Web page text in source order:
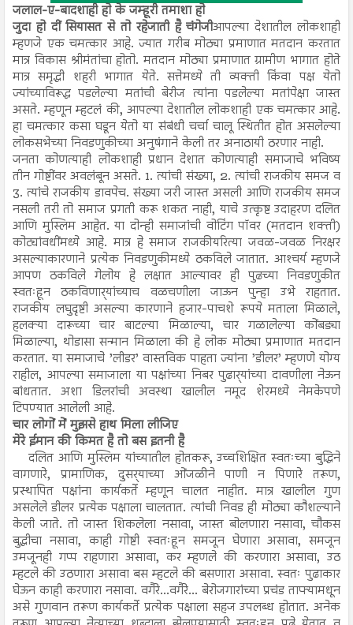
जलाल-ए-बादशाही हो के जम्हूरी तमाशा हो
जुदा हो दीं सियासत से तो रहेजाती है चंगेजीआपल्या देशातील लोकशाही
म्हणजे एक चमत्कार आहे. ज्यात गरीब मोठ्या प्रमाणात मतदान करतात
मात्र विकास श्रीमंतांचा होतो. मतदान मोठ्या प्रमाणात ग्रामीण भागात होते
मात्र समृद्धी शहरी भागात येते. सत्तेमध्ये ती व्यक्ती किंवा पक्ष येतो
ज्यांच्याविरूद्ध पडलेल्या मतांची बेरीज त्यांना पडलेल्या मतांपेक्षा जास्त
असते. म्हणून म्हटलं की, आपल्या देशातील लोकशाही एक चमत्कार आहे.
हा चमत्कार कसा घडून येतो या संबंधी चर्चा चालू स्थितीत होत असलेल्या
लोकसभेच्या निवडणुकीच्या अनुषंगाने केली तर अनाठायी ठरणार नाही.
जनता कोणत्याही लोकशाही प्रधान देशात कोणत्याही समाजाचे भविष्य
तीन गोष्टींवर अवलंबून असते. 1. त्यांची संख्या, 2. त्यांची राजकीय समज व
3. त्यांचे राजकीय डावपेच. संख्या जरी जास्त असली आणि राजकीय समज
नसली तरी तो समाज प्रगती करू शकत नाही, याचे उत्कृष्ट उदाहरण दलित
आणि मुस्लिम आहेत. या दोन्ही समाजांची वोटिंग पॉवर (मतदान शक्ती)
कोट्यांवधींमध्ये आहे. मात्र हे समाज राजकीयरित्या जवळ-जवळ निरक्षर
असल्याकारणाने प्रत्येक निवडणुकीमध्ये ठकविले जातात. आश्‍चर्य म्हणजे
आपण ठकविले गेलोय हे लक्षात आल्यावर ही पुढच्या निवडणुकीत
स्वतःहून ठकविणार्‍यांच्याच वळचणीला जाऊन पुन्हा उभे राहतात.
राजकीय लघुदृष्टी असल्या कारणाने हजार-पाचशे रूपये मताला मिळाले,
हलक्या दारूच्या चार बाटल्या मिळाल्या, चार गळालेल्या कोंबड्या
मिळाल्या, थोडासा सन्मान मिळाला की हे लोक मोठ्या प्रमाणात मतदान
करतात. या समाजाचे ’लीडर’ वास्तविक पाहता ज्यांना ’डीलर’ म्हणणे योग्य
राहील, आपल्या समाजाला या पक्षांच्या निबर पुढार्‍यांच्या दावणीला नेऊन
बांधतात. अशा डिलरांची अवस्था खालील नमूद शेरमध्ये नेमकेपणे
टिपण्यात आलेली आहे.
चार लोगों में मुझसे हाथ मिला लीजिए
मेरे ईमान की किमत है तो बस इतनी है
दलित आणि मुस्लिम यांच्यातील होतकरू, उच्चशिक्षित स्वतःच्या बुद्धिने
वागणारे, प्रामाणिक, दुसर्‍याच्या ओंजळीने पाणी न पिणारे तरूण,
प्रस्थापित पक्षांना कार्यकर्ते म्हणून चालत नाहीत. मात्र खालील गुण
असलेले डीलर प्रत्येक पक्षाला चालतात. त्यांची निवड ही मोठ्या कौशल्याने
केली जाते. तो जास्त शिकलेला नसावा, जास्त बोलणारा नसावा, चौकस
बुद्धीचा नसावा, काही गोष्टी स्वतःहून समजून घेणारा असावा, समजून
उमजूनही गप्प राहणारा असावा, कर म्हणले की करणारा असावा, उठ
म्हटले की उठणारा असावा बस म्हटले की बसणारा असावा. स्वतः पुढाकार
घेऊन काही करणारा नसावा. वगैरे...वगैरे... बेरोजगारांच्या प्रचंड ताफ्यामधून
असे गुणवान तरूण कार्यकर्ते प्रत्येक पक्षाला सहज उपलब्ध होतात. अनेक